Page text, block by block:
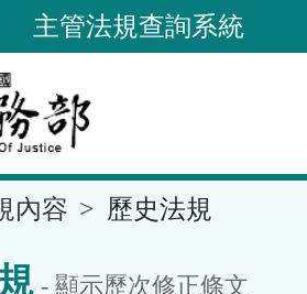
主管法規查詢系統
內容 歷史法規
- 顯示歷次修正條文